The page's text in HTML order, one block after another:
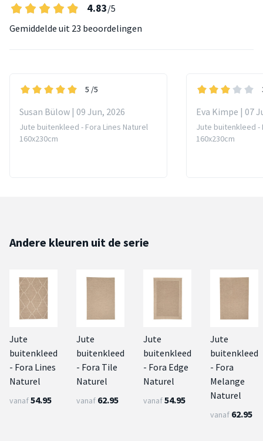
4.83/5
Gemiddelde uit 23 beoordelingen
5 /5
Susan Bülow | 09 Jun, 2026
Jute buitenkleed - Fora Lines Naturel
160x230cm
Eva Kimpe | 07
Jute buitenkleed -
160x230cm
Andere kleuren uit de serie
Jute
buitenkleed
- Fora Lines
Naturel
vanaf54.95
Jute
buitenkleed
- Fora Tile
Naturel
vanaf 62.95
Jute
buitenkleed
- Fora Edge
Naturel
vanaf54.95
Jute
buitenkleed
- Fora
Melange
Naturel
vanaf 62.95